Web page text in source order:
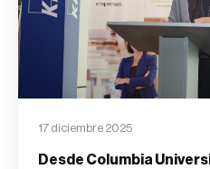
17 diciembre 2025
Desde Columbia